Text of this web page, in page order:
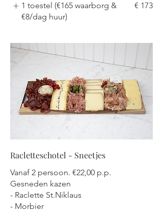
1 toestel (€165 waarborg &
€8/dag huur)
€ 173
Racletteschotel - Sneetjes
Vanaf 2 persoon. €22,00 p.p.
Gesneden kazen
- Raclette St.Niklaus
- Morbier